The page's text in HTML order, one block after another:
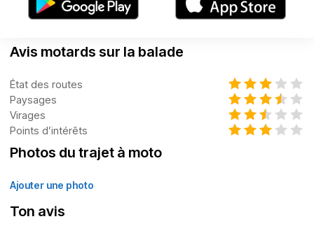
Avis motards sur la balade
État des routes
Paysages
Virages
Points d’intérêts
Photos du trajet à moto
Ajouter une photo
Ton avis